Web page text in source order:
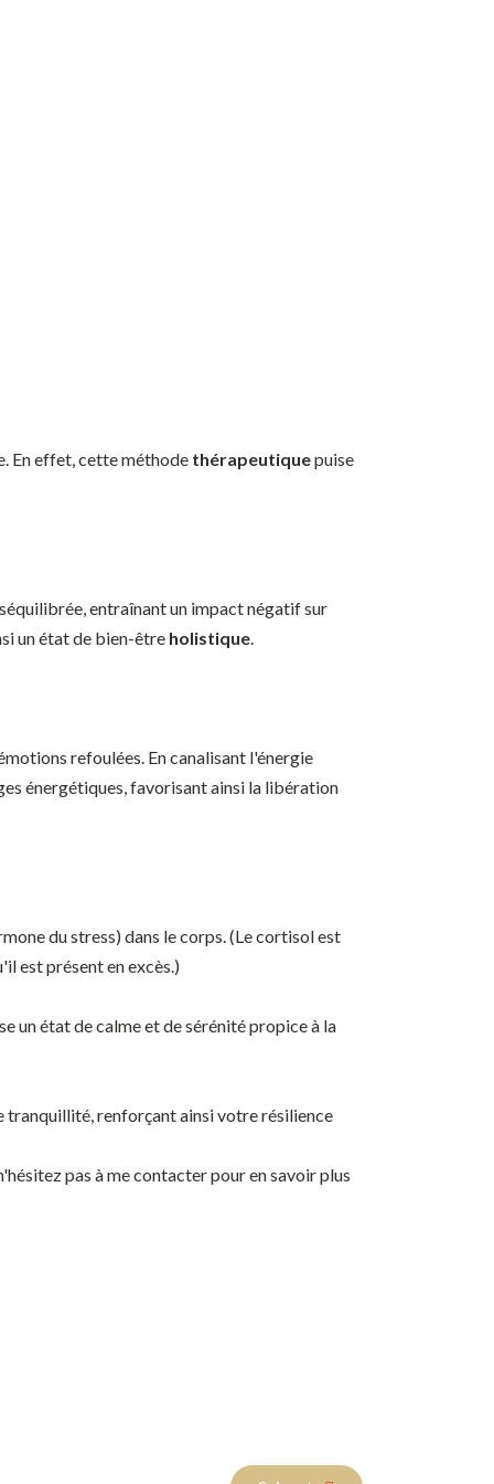
En effet, cette méthode thérapeutiquepuise
entraînant un impact négatif sur
un état de bien-être holistique.
refoulées. En canalisant l'énergie
énergétiques, favorisant ainsi la libération
du stress) dans le corps. (Le cortisol est
est présent en excès.)
un état de calme et de sérénité propice à la
tranquillité, renforçant ainsi votre résilience
pas à me contacter pour en savoir plus